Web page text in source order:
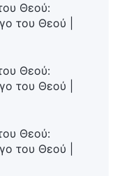
Θεού:
του Θεού |
Θεού:
του Θεού |
Θεού:
του Θεού |